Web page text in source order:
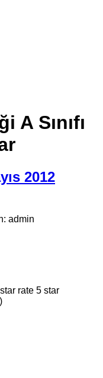
A Sınıfı
2012
admin
rate 5 star